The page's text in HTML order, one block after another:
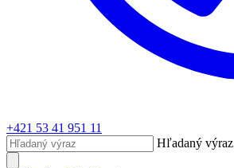
+421 53 41 951 11
Hľadaný výraz